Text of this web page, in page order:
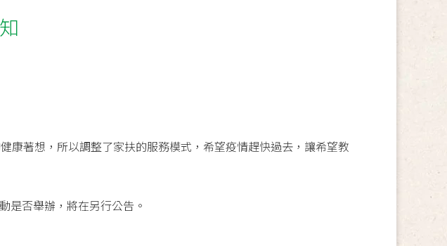
康著想，所以調整了家扶的服務模式，希望疫情趕快過去， 讓希望教
是否舉辦，將在另行公告。